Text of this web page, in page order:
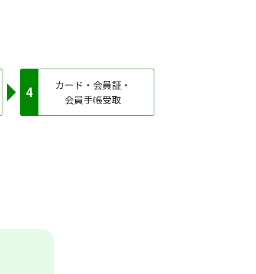
カード・会員証・
会員手帳受取